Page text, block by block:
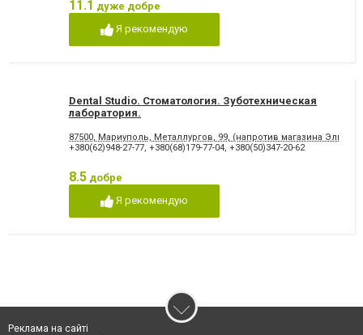
11.1 дуже добре
Я рекомендую
Dental Studio. Cтоматология. Зуботехническая
лаборатория.
87500, Мариуполь, Металлургов, 99, (напротив магазина
+380(62)948-27-77, +380(68)179-77-04, +380(50)347-20-62
8.5 добре
Я рекомендую
Реклама на сайті